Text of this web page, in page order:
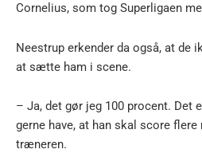
Cornelius, som tog Superligaen
Neestrup erkender da også, at de
at sætte ham i scene.
– Ja, det gør jeg 100 procent. Det
gerne have, at han skal score flere
træneren.